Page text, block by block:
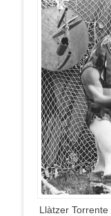
Llàtzer